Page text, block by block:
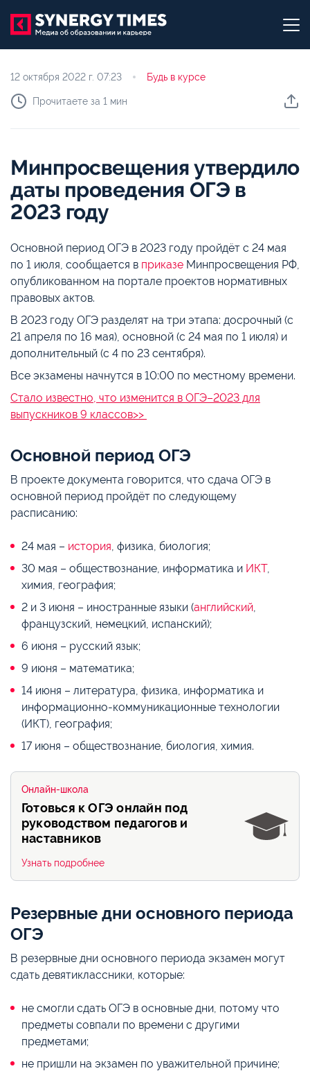
12 октября 2022 г. 07:23 Будь в курсе
Прочитаете за 1 мин
Минпросвещения утвердило
даты проведения ОГЭ в
2023 году
Основной период ОГЭ в 2023 году пройдёт с 24 мая
по 1 июля, сообщается в приказе Минпросвещения РФ,
опубликованном на портале проектов нормативных
правовых актов.
В 2023 году ОГЭ разделят на три этапа: досрочный (с
21 апреля по 16 мая), основной (с 24 мая по 1 июля) и
дополнительный (с 4 по 23 сентября).
Все экзамены начнутся в 10:00 по местному времени.
Стало известно, что изменится в ОГЭ–2023 для
выпускников 9 классов>>
Основной период ОГЭ
В проекте документа говорится, что сдача ОГЭ в
основной период пройдёт по следующему
расписанию:
24 мая – история, физика, биология;
30 мая – обществознание, информатика и ИКТ,
химия, география;
2 и 3 июня – иностранные языки (английский,
французский, немецкий, испанский);
6 июня – русский язык;
9 июня – математика;
14 июня – литература, физика, информатика и
информационно-коммуникационные технологии
(ИКТ), география;
17 июня – обществознание, биология, химия.
Онлайн-школа
Готовься к ОГЭ онлайн под
руководством педагогов и
наставников
Узнать подробнее
Резервные дни основного периода
ОГЭ
В резервные дни основного периода экзамен могут
сдать девятиклассники, которые:
не смогли сдать ОГЭ в основные дни, потому что
предметы совпали по времени с другими
предметами;
не пришли на экзамен по уважительной причине;